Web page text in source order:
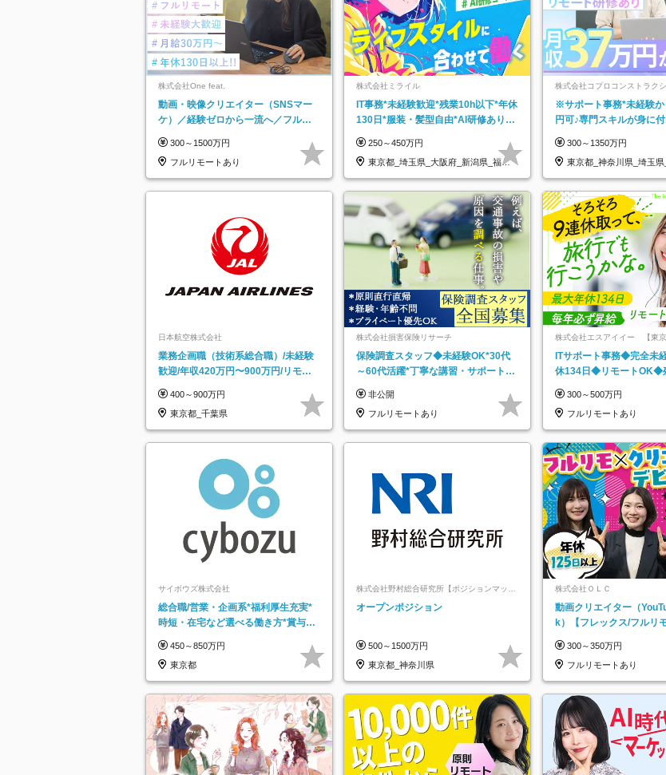
株式会社One feat.
動画・映像クリエイター（SNSマー
ケ）／経験ゼロから一流へ／フルリ
日以上
300～1500万円
フルリモートあり
株式会社ミライル
IT事務*未経験歓迎*残業10h以下*年休
130日*服装・髪型自由*AI研修あり*
250～450万円
東京都_埼玉県_大阪府_新潟県_福岡
県
株式会社コプロコンストラクシ
ライム上場コプロ・ホールデ
社】
※サポート事務*未経験
円可♪専門スキルが身に
300～1350万円
東京都_神奈川県_埼玉
知県…
日本航空株式会社
業務企画職（技術系総合職）/未経験
歓迎/年収420万円〜900万円/リモー
400～900万円
東京都_千葉県
株式会社損害保険リサーチ
保険調査スタッフ◆未経験OK*30代
～60代活躍*丁寧な講習・サポートあ
託
非公開
フルリモートあり
株式会社エスアイイー 【東京
ITサポート事務◆完全未
休134日◆リモートOK◆
300～500万円
フルリモートあり
サイボウズ株式会社
総合職/営業・企画系*福利厚生充実*
時短・在宅など選べる働き方*賞与年
450～850万円
東京都
株式会社野村総合研究所【ポジションマッチ
オープンポジション
500～1500万円
東京都_神奈川県
株式会社ＯＬＣ
動画クリエイター（
k）【フレックス/フルリ
300～350万円
フルリモートあり